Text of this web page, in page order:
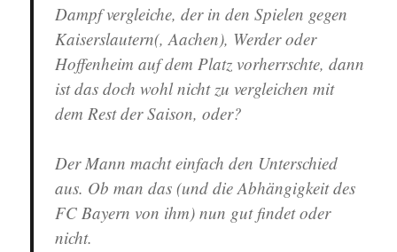
Dampf vergleiche, der in den Spielen gegen
Kaiserslautern(, Aachen), Werder oder
Hoffenheim auf dem Platz vorherrschte, dann
ist das doch wohl nicht zu vergleichen mit
dem Rest der Saison, oder?
Der Mann macht einfach den Unterschied
aus. Ob man das (und die Abhängigkeit des
FC Bayern von ihm) nun gut findet oder
nicht.